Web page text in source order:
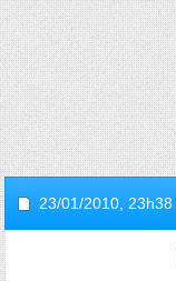
23/01/2010, 23h38